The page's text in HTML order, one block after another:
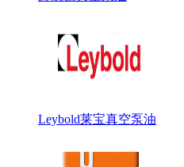
Leybold莱宝真空泵油